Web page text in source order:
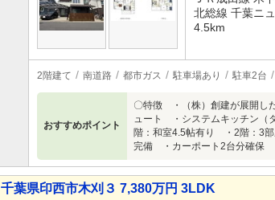
北総線 千葉ニ
4.5km
2階建て 南道路 都市ガス 駐車場あり 駐車2台
おすすめポイント
〇特徴 ・（株）創建が展開し
ュート ・システムキッチン
階：和室4.5帖有り ・2階：3
完備 ・カーポート2台分確保
千葉県印西市木刈３ 7,380万円 3LDK